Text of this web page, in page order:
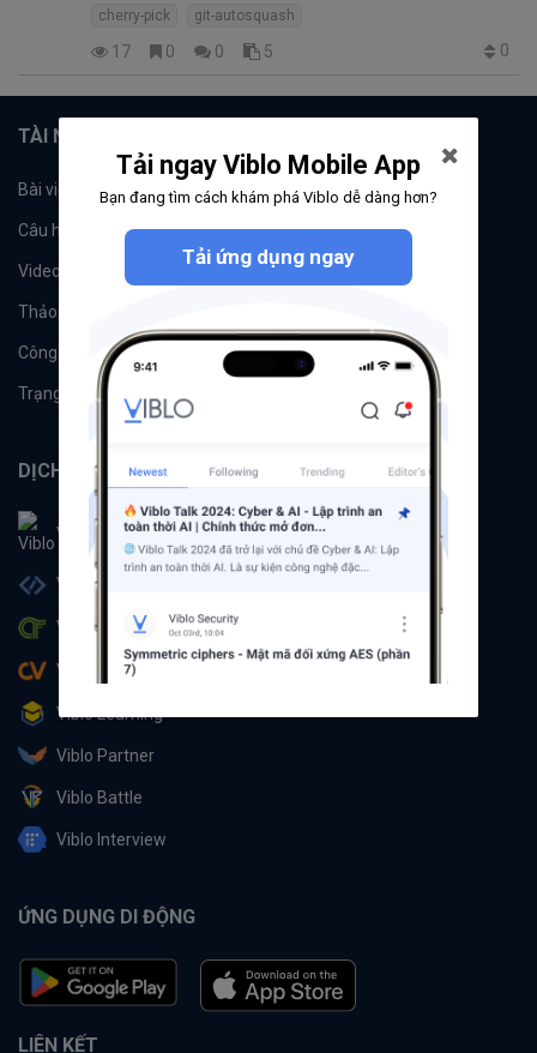
cherry-pick
git-autosquash
17 0 0 5 0
TÀI NGUYÊN
Bài viết Tổ chức
Câu hỏi Tags
Videos Tác giả
Thảo luận
Công cụ Machine Learning
Trạng thái hệ thống
DỊCH VỤ
Viblo
Viblo Code
Viblo CTF
Viblo CV
Viblo Learning
Viblo Partner
Viblo Battle
Viblo Interview
ỨNG DỤNG DI ĐỘNG
LIÊN KẾT
Tải ngay Viblo Mobile App
Bạn đang tìm cách khám phá Viblo dễ dàng hơn?
Tải ứng dụng ngay